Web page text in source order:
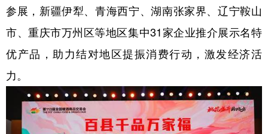
参展，新疆伊犁、青海西宁、湖南张家界、辽宁鞍山
市、重庆市万州区等地区集中31家企业推介展示名特
优产品，助力结对地区提振消费行动，激发经济活
力。